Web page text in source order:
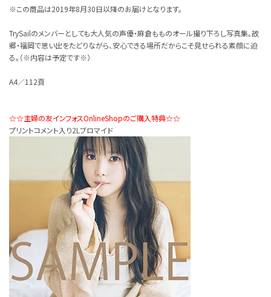
※この商品は2019年8月30日以降のお届けとなります。
TrySailのメンバーとしても大人気の声優・麻倉もものオール撮り下ろし写真集。故
郷・福岡で思い出をたどりながら、安心できる場所だからこそ見せられる素顔に迫
る。（※内容は予定です※）
A4／112頁
☆☆主婦の友インフォスOnlineShopのご購入特典☆☆
プリントコメント入り2Lブロマイド